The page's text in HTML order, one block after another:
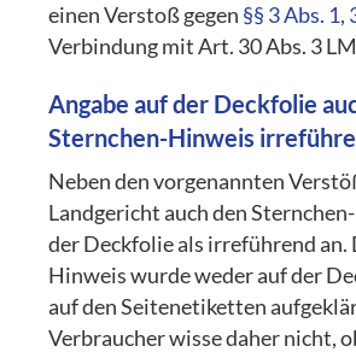
einen Verstoß gegen §§ 3 Abs. 1,
Verbindung mit Art. 30 Abs. 3
Angabe auf der Deckfolie
Sternchen-Hinweis
Neben den vorgenannten
Landgericht auch den
der Deckfolie als irreführend an.
Hinweis wurde weder auf der
auf den Seitenetiketten
Verbraucher wisse daher nicht,